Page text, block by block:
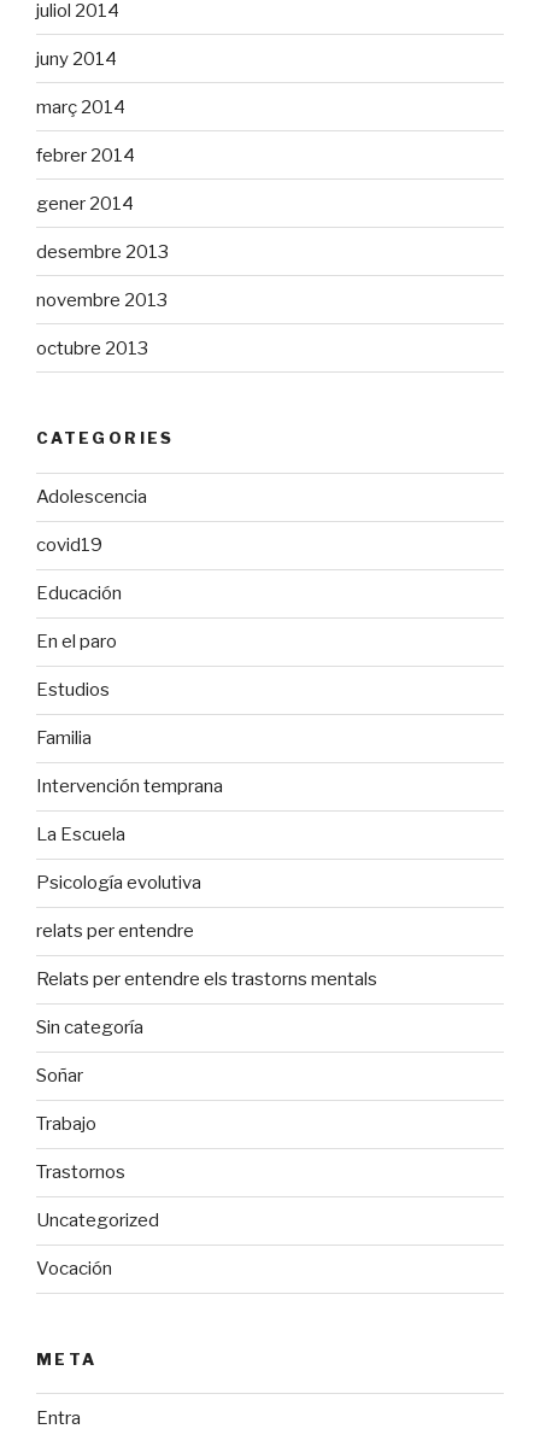
juliol 2014
juny 2014
març 2014
febrer 2014
gener 2014
desembre 2013
novembre 2013
octubre 2013
CATEGORIES
Adolescencia
covid19
Educación
En el paro
Estudios
Familia
Intervención temprana
La Escuela
Psicología evolutiva
relats per entendre
Relats per entendre els trastorns mentals
Sin categoría
Soñar
Trabajo
Trastornos
Uncategorized
Vocación
META
Entra